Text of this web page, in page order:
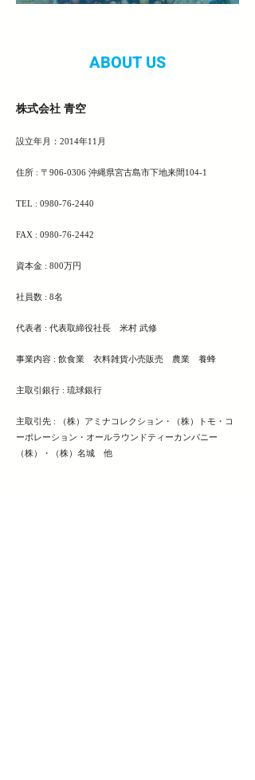
ABOUT US
株式会社 青空
設立年月：2014年11月
住所 : 〒906-0306 沖縄県宮古島市下地来間104-1
TEL : 0980-76-2440
FAX : 0980-76-2442
資本金 : 800万円
社員数 : 8名
代表者 : 代表取締役社長 米村 武修
事業内容 : 飲食業 衣料雑貨小売販売 農業 養蜂
主取引銀行 : 琉球銀行
主取引先 : （株）アミナコレクション・（株）トモ・コ
ーポレーション・オールラウンドティーカンパニー
（株）・（株）名城 他